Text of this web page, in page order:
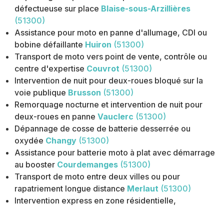
défectueuse sur place Blaise-sous-Arzillières
(51300)
Assistance pour moto en panne d'allumage, CDI ou
bobine défaillante Huiron (51300)
Transport de moto vers point de vente, contrôle ou
centre d'expertise Couvrot (51300)
Intervention de nuit pour deux-roues bloqué sur la
voie publique Brusson (51300)
Remorquage nocturne et intervention de nuit pour
deux-roues en panne Vauclerc (51300)
Dépannage de cosse de batterie desserrée ou
oxydée Changy (51300)
Assistance pour batterie moto à plat avec démarrage
au booster Courdemanges (51300)
Transport de moto entre deux villes ou pour
rapatriement longue distance Merlaut (51300)
Intervention express en zone résidentielle,